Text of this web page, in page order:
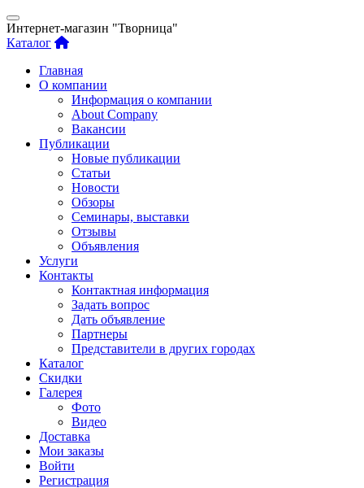
Интернет-магазин "Творница"
Каталог
Главная
О компании
Информация о компании
About Company
Вакансии
Публикации
Новые публикации
Статьи
Новости
Обзоры
Семинары, выставки
Отзывы
Объявления
Услуги
Контакты
Контактная информация
Задать вопрос
Дать объявление
Партнеры
Представители в других городах
Каталог
Скидки
Галерея
Фото
Видео
Доставка
Мои заказы
Войти
Регистрация